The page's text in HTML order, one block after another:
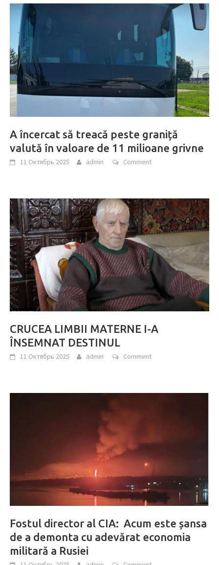
A încercat să treacă peste graniță
valută în valoare de 11 milioane grivne
11 Октябрь 2025 admin Comment
CRUCEA LIMBII MATERNE I-A
ÎNSEMNAT DESTINUL
11 Октябрь 2025 admin Comment
Fostul director al CIA: Acum este șansa
de a demonta cu adevărat economia
militară a Rusiei